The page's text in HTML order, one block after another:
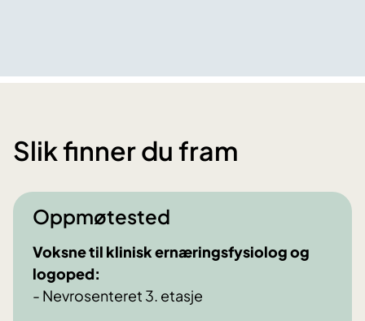
Slik finner du fram
Oppmøtested
Voksne til klinisk ernæringsfysiolog og
logoped:
- Nevrosenteret 3. etasje